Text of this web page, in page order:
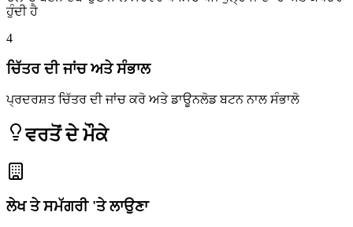
ਹੁੰਦੀ ਹੈ
4
ਚਿੱਤਰ ਦੀ ਜਾਂਚ ਅਤੇ ਸੰਭਾਲ
ਪ੍ਰਦਰਸ਼ਤ ਚਿੱਤਰ ਦੀ ਜਾਂਚ ਕਰੋ ਅਤੇ ਡਾਊਨਲੋਡ ਬਟਨ ਨਾਲ ਸੰਭਾਲੋ
ਵਰਤੋਂ ਦੇ ਮੌਕੇ
ਲੇਖ ਤੇ ਸਮੱਗਰੀ 'ਤੇ ਲਾਉਣਾ